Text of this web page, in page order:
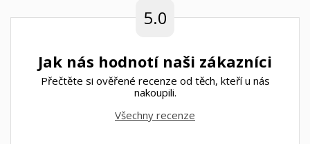
5.0
Jak nás hodnotí naši zákazníci
Přečtěte si ověřené recenze od těch, kteří u nás
nakoupili.
Všechny recenze